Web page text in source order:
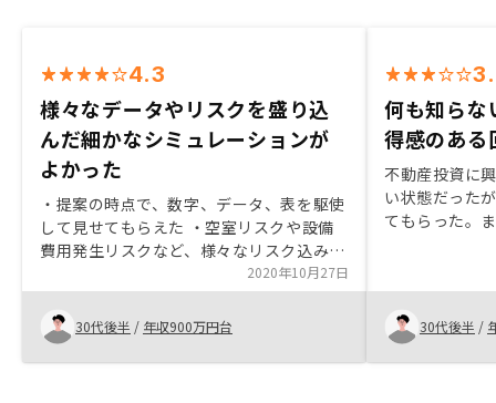
4.3
様々なデータやリスクを盛り込
んだ細かなシミュレーションが
よかった
・提案の時点で、数字、データ、表を駆使
して見せてもらえた ・空室リスクや設備
費用発生リスクなど、様々なリスク込みの
運用シミュレーションが細かく確認できた
・物件購入後にアプリで細かなサポートが
受けられるので安心・7月末に契約し、9
月から管理費用やサービス内容の大幅な変
更があり、マンション管理をお願いする魅
2020年10月27日
30代後半 / 年収900万円台
何も知らな
得感のある
不動産投資に
い状態だった
てもらった。
30代後半 /